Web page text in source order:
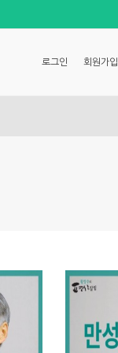
로그인 회원가입